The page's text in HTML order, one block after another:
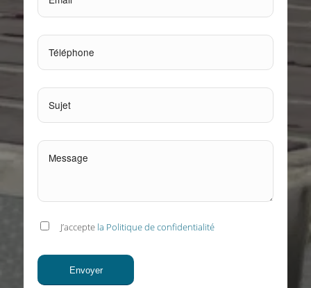
J’accepte la Politique de confidentialité